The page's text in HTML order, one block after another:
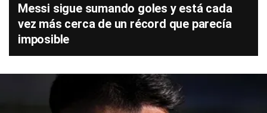
Messi sigue sumando goles y está cada
vez más cerca de un récord que parecía
imposible